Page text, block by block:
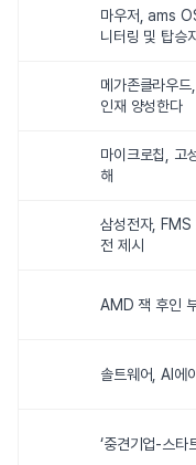
마우저, ams
니터링 및 탑승
메가존클라우
인재 양성한다
마이크로칩, 고
해
삼성전자, FMS
전 제시
AMD 잭 후인
솔트웨어, AI에
‘중견기업-스타